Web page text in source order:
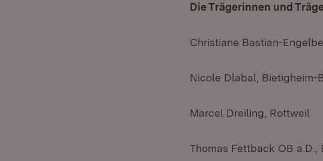
Die Trägerinnen und
Christiane Bastian-
Nicole Dlabal, Bietigheim-
Marcel Dreiling, Rottweil
Thomas Fettback OB a.D.,